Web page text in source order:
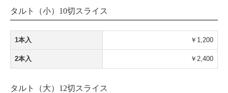
タルト（小）10切スライス
1本入 ￥1,200
2本入 ￥2,400
タルト（大）12切スライス